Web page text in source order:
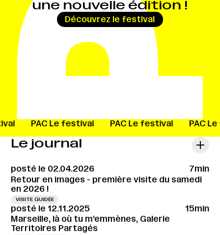
une nouvelle édition !
Découvrez le festival
PAC Le festival PAC Le festival PAC
Le journal
posté le 02.04.2026
7min
Retour en images - première visite du samedi
en 2026 !
VISITE GUIDÉE
posté le 12.11.2025
15min
Marseille, là où tu m’emmènes, Galerie
Territoires Partagés